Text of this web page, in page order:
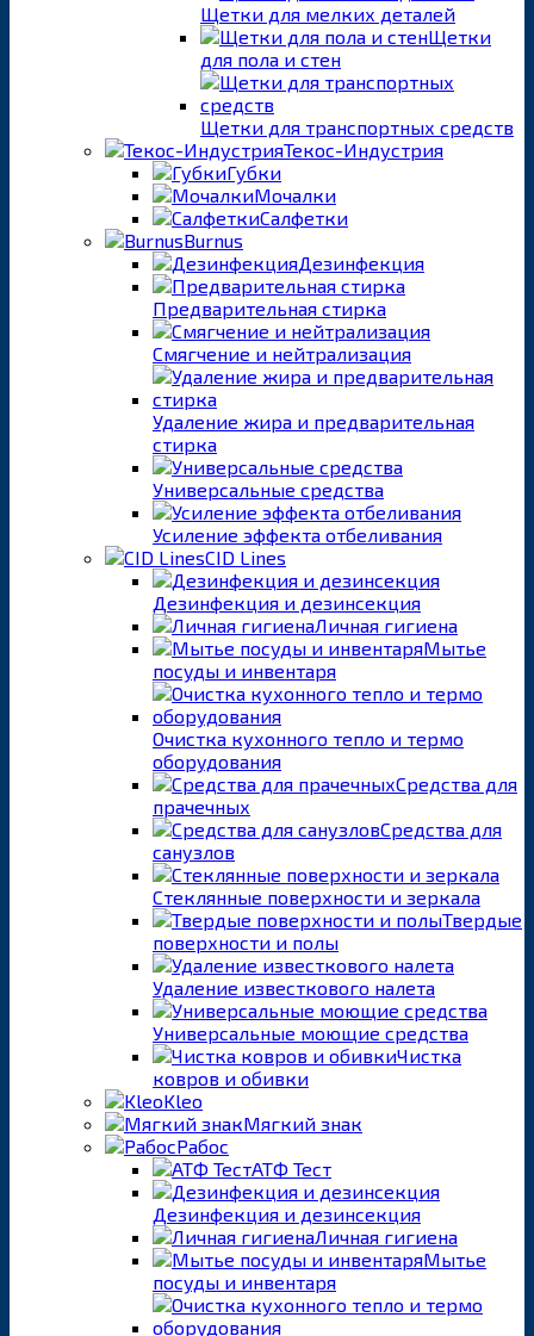
Щетки для мелких деталей
Щетки
для пола и стен
Щетки для транспортных средств
Текос-Индустрия
Губки
Мочалки
Салфетки
Burnus
Дезинфекция
Предварительная стирка
Смягчение и нейтрализация
Удаление жира и предварительная
стирка
Универсальные средства
Усиление эффекта отбеливания
CID Lines
Дезинфекция и дезинсекция
Личная гигиена
Мытье
посуды и инвентаря
Очистка кухонного тепло и термо
оборудования
Средства для
прачечных
Средства для
санузлов
Стеклянные поверхности и зеркала
Твердые
поверхности и полы
Удаление известкового налета
Универсальные моющие средства
Чистка
ковров и обивки
Kleo
Мягкий знак
Рабос
АТФ Тест
Дезинфекция и дезинсекция
Личная гигиена
Мытье
посуды и инвентаря